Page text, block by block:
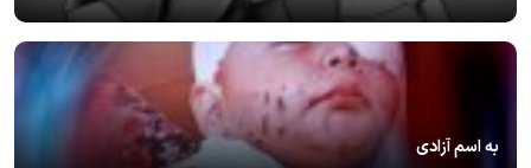
به اسم آزادی